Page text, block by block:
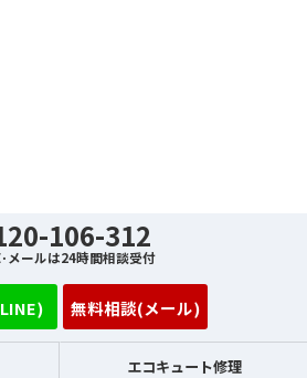
106-312
メールは24時間相談受付
無料相談(メール)
エコキュート修理